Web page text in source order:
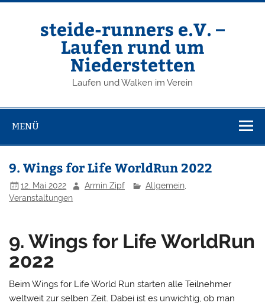
Zum
steide-runners e.V. –
Laufen rund um
Niederstetten
Laufen und Walken im Verein
MENÜ
9. Wings for Life WorldRun 2022
12. Mai 2022 Armin Zipf Allgemein,
Veranstaltungen
9. Wings for Life WorldRun
2022
Beim Wings for Life World Run starten alle Teilnehmer
weltweit zur selben Zeit. Dabei ist es unwichtig, ob man